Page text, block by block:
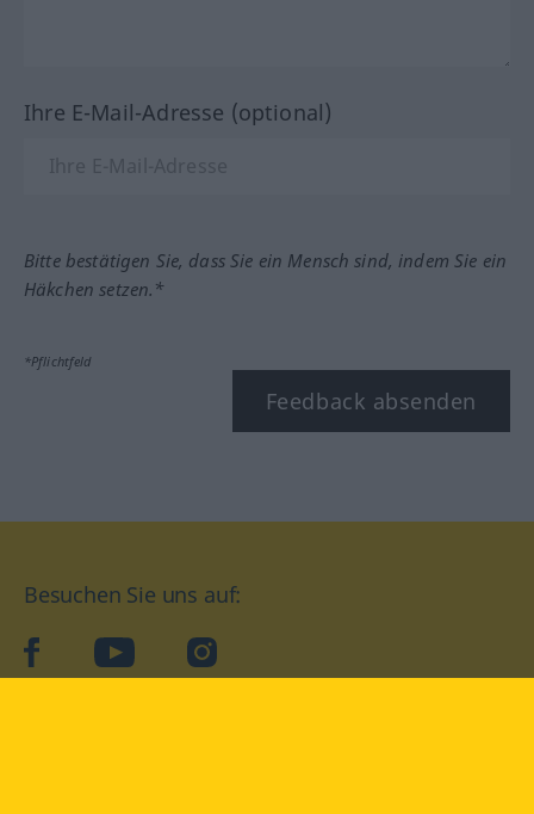
Ihre E-Mail-Adresse (optional)
Bitte bestätigen Sie, dass Sie ein Mensch sind, indem Sie ein
Häkchen setzen.*
*Pflichtfeld
Feedback absenden
Besuchen Sie uns auf:
facebookYouTube Instagram